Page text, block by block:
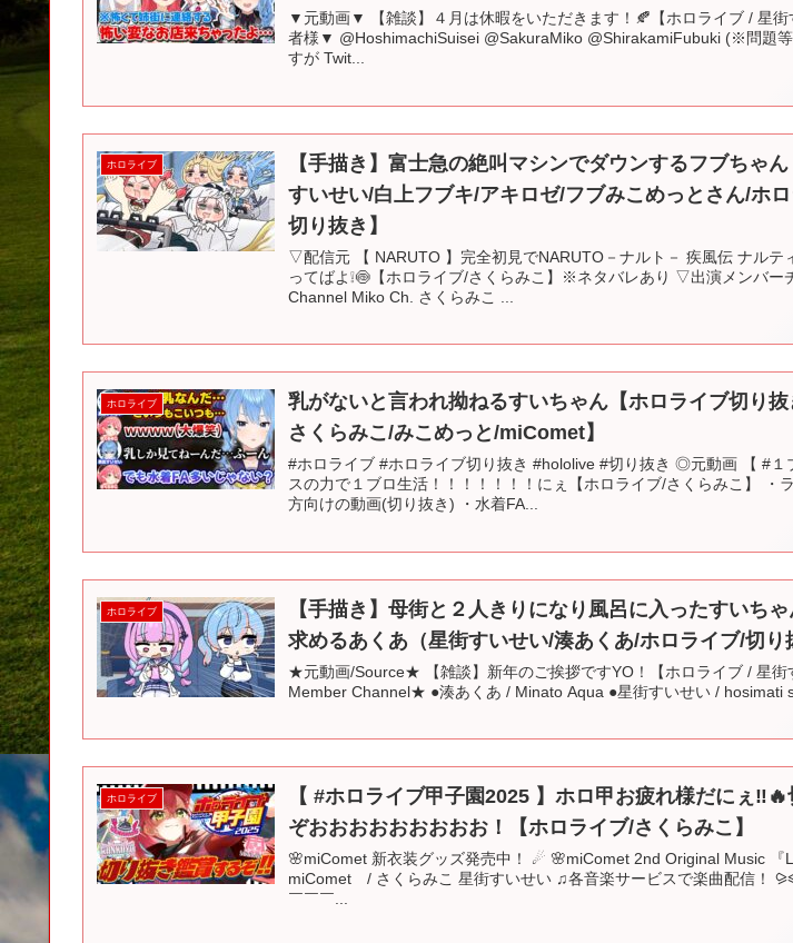
▼元動画▼ 【雑談】４月は休暇をいただきます！🍂【ホロライブ / 星
者様▼ @HoshimachiSuisei @SakuraMiko @ShirakamiFubuki (※問題
すが Twit...
ホロライブ
【手描き】富士急の絶叫マシンでダウンするフブちゃ
すいせい/白上フブキ/アキロゼ/フブみこめっとさん/ホ
切り抜き】
▽配信元 【 NARUTO 】完全初見でNARUTO－ナルト－ 疾風伝 ナルテ
ってばよ❕🍥【ホロライブ/さくらみこ】※ネタバレあり ▽出演メンバー
Channel Miko Ch. さくらみこ ...
ホロライブ
乳がないと言われ拗ねるすいちゃん【ホロライブ切り
さくらみこ/みこめっと/miComet】
#ホロライブ #ホロライブ切り抜き​ #hololive #切り抜き ◎元動画 【 #１
スの力で１ブロ生活！！！！！！！にぇ【ホロライブ/さくらみこ】 ・
方向けの動画(切り抜き) ・水着FA...
ホロライブ
【手描き】母街と２人きりになり風呂に入ったすいち
求めるあくあ（星街すいせい/湊あくあ/ホロライブ/切り
★元動画/Source★ 【雑談】新年のご挨拶ですYO！【ホロライブ / 星
Member Channel★ ●湊あくあ / Minato Aqua ●星街すいせい /
ホロライブ
【 #ホロライブ甲子園2025 】ホロ甲お疲れ様だにぇ
ぞおおおおおおおおお！【ホロライブ/さくらみこ】
🌸miComet 新衣装グッズ発売中！ ☄ 🌸miComet 2nd Original Music 『
miComet / さくらみこ 星街すいせい ♫各音楽サービスで楽曲配信！
￣￣￣...